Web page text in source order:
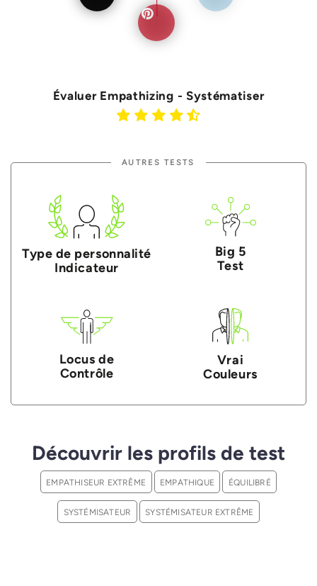
Évaluer Empathizing - Systématiser
AUTRES TESTS
Type de personnalité
Indicateur
Big 5
Test
Locus de
Contrôle
Vrai
Couleurs
Découvrir les profils de test
EMPATHISEUR EXTRÊME EMPATHIQUE ÉQUILIBRÉ
SYSTÉMISATEUR SYSTÉMISATEUR EXTRÊME